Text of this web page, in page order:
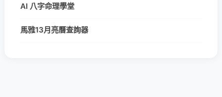
AI 八字命理學堂
馬雅13月亮曆查詢器